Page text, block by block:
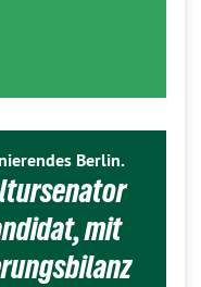
Berlin.
mit